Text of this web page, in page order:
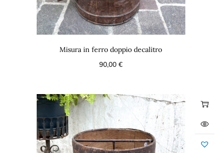
Misura in ferro doppio decalitro
90,00€